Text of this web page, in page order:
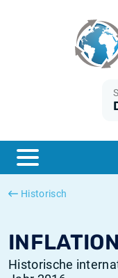
Historisch
Historische
ESTER
SONIA
Was ist die VPI-
Was ist die HVPI-
Deutsche inflation
Europäische inflation
Historische Euribor-
Historische ESTER-
Historische SOFR-Sätze
Historische SONIA-
Inflationsrechner